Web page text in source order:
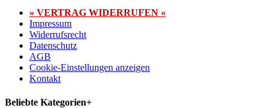
» VERTRAG WIDERRUFEN «
Impressum
Widerrufsrecht
Datenschutz
AGB
Cookie-Einstellungen anzeigen
Kontakt
Beliebte Kategorien+